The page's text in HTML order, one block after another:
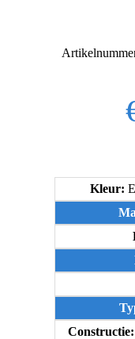
Kleur:
Constructie: